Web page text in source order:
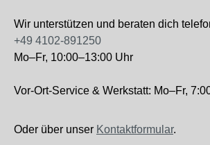
Wir unterstützen und beraten dich
+49 4102-891250
Mo–Fr, 10:00–13:00 Uhr
Vor-Ort-Service & Werkstatt: Mo–Fr,
Oder über unser Kontaktformular.